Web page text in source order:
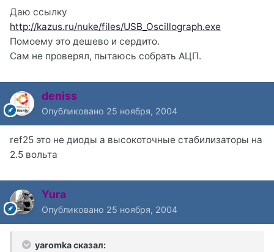
Даю ссылку
http://kazus.ru/nuke/files/USB_Oscillograph.exe
Помоему это дешево и сердито.
Сам не проверял, пытаюсь собрать АЦП.
deniss
Опубликовано 25 ноября, 2004
ref25 это не диоды а высокоточные стабилизаторы на
2.5 вольта
Yura
Опубликовано 25 ноября, 2004
yaromka сказал: